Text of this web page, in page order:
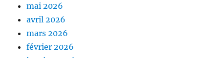
mai 2026
avril 2026
mars 2026
février 2026